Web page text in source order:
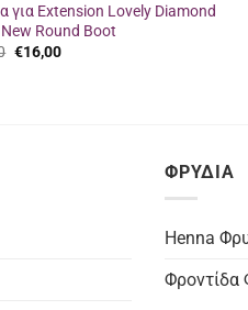
για Extension Lovely Diamond
Round Boot
Original
€16,00Η
ΦΡΥΔΙΑ
Henna
Φροντίδα